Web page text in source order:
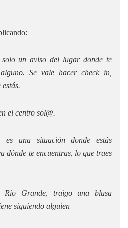
un aviso del lugar donde te
Se vale hacer check in,
el centro sol@.
una situación donde estás
dónde te encuentras, lo que traes
Rio Grande, traigo una blusa
siguiendo alguien